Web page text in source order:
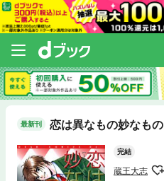
最新刊 恋は異なもの妙なもの
完結
蔵王大志